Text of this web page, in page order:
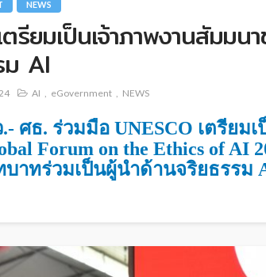
NEWS
ตรียมเป็นเจ้าภาพงานสัมมน
ม AI
AI eGovernment NEWS
ศธ. ร่วมมือ UNESCO เตรียม
Forum on the Ethics of AI
าทร่วมเป็นผู้นำด้านจริยธรรม